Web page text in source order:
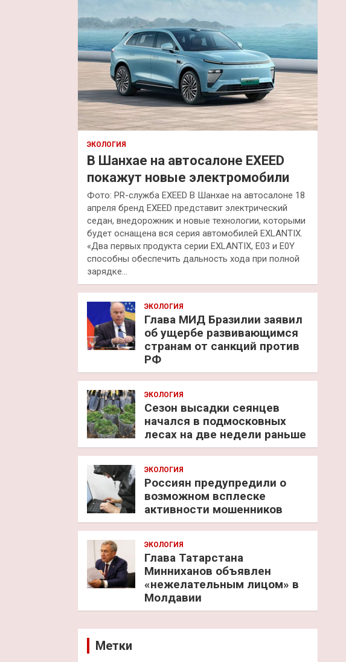
ЭКОЛОГИЯ
В Шанхае на автосалоне EXEED
покажут новые электромобили
Фото: PR-служба EXEED В Шанхае на автосалоне 18
апреля бренд EXEED представит электрический
седан, внедорожник и новые технологии, которыми
будет оснащена вся серия автомобилей EXLANTIX.
«Два первых продукта серии EXLANTIX, E03 и E0Y
способны обеспечить дальность хода при полной
зарядке…
ЭКОЛОГИЯ
Глава МИД Бразилии заявил
об ущербе развивающимся
странам от санкций против
РФ
ЭКОЛОГИЯ
Сезон высадки сеянцев
начался в подмосковных
лесах на две недели раньше
ЭКОЛОГИЯ
Россиян предупредили о
возможном всплеске
активности мошенников
ЭКОЛОГИЯ
Глава Татарстана
Минниханов объявлен
«нежелательным лицом» в
Молдавии
Метки